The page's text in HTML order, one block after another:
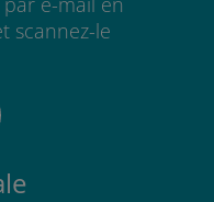
scannez-le